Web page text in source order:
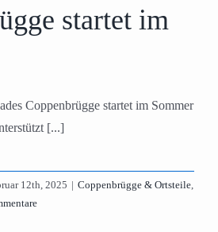
startet im
Coppenbrügge startet im Sommer
[...]
12th, 2025 | Coppenbrügge & Ortsteile,